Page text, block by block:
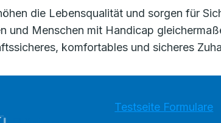
die Lebensqualität und sorgen für
und Menschen mit Handicap
komfortables und sicheres
Testseite Formulare